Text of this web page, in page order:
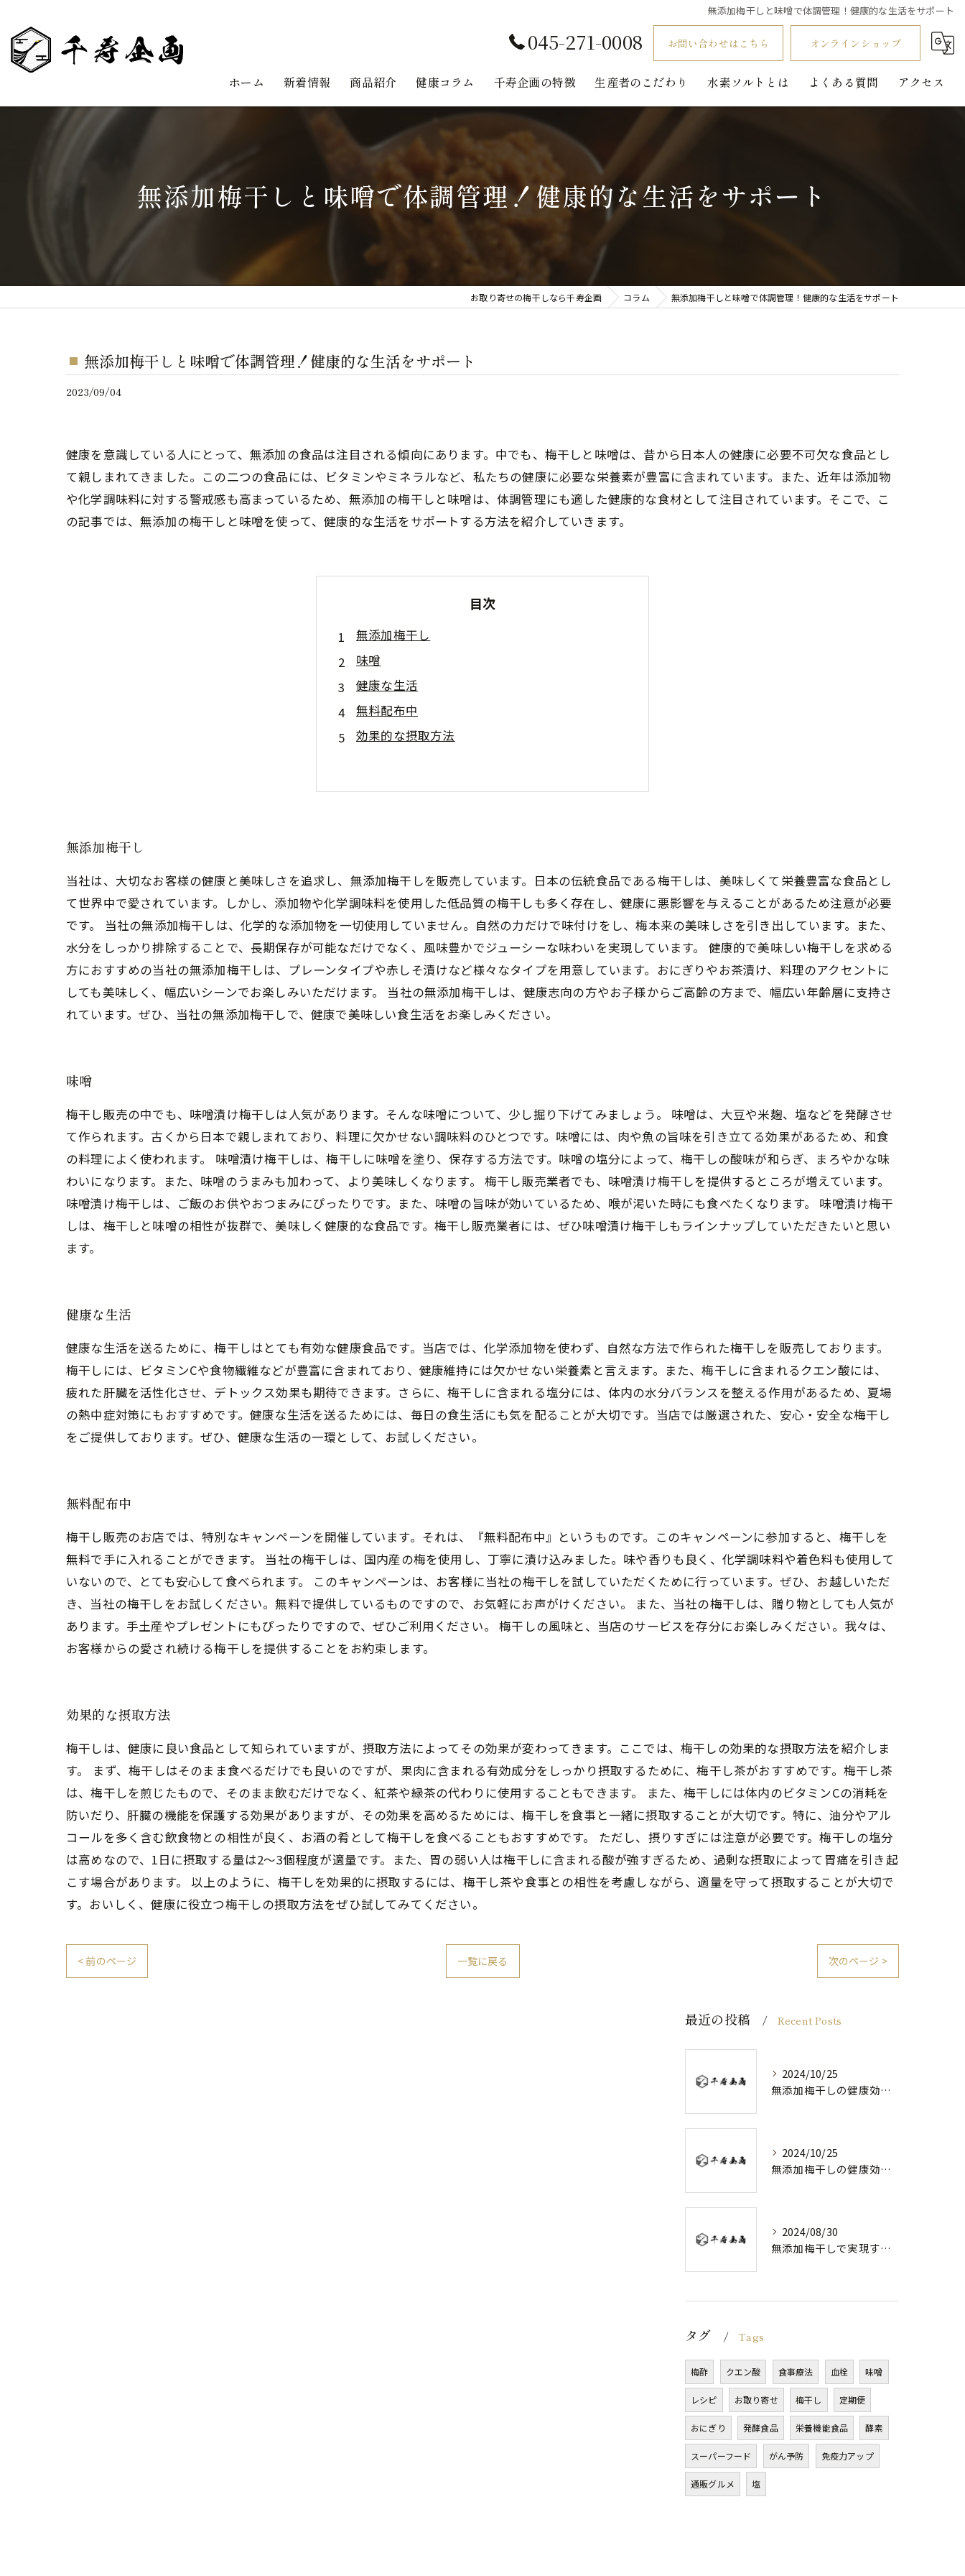
無添加梅干しと味噌で体調管理！健康的な生活をサポート
045-271-0008 お問い合わせはこちら オンラインショップ
ホーム 新着情報 商品紹介 健康コラム 千寿企画の特徴
味噌
無添加
鉄分
健康
生産者のこだわり 水素ソルトとは よくある質問 アクセス
無添加梅干しと味噌で体調管理！健康的な生活をサポート
お取り寄せの梅干しなら千寿企画 コラム 無添加梅干しと味噌で体調管理！健康的な生活をサポート
無添加梅干しと味噌で体調管理！健康的な生活をサポート
2023/09/04
健康を意識している人にとって、無添加の食品は注目される傾向にあります。中でも、梅干しと味噌は、昔から日本人の健康に必要不可欠な食品とし
て親しまれてきました。この二つの食品には、ビタミンやミネラルなど、私たちの健康に必要な栄養素が豊富に含まれています。また、近年は添加物
や化学調味料に対する警戒感も高まっているため、無添加の梅干しと味噌は、体調管理にも適した健康的な食材として注目されています。そこで、こ
の記事では、無添加の梅干しと味噌を使って、健康的な生活をサポートする方法を紹介していきます。
目次
無添加梅干し
味噌
健康な生活
無料配布中
効果的な摂取方法
無添加梅干し
当社は、大切なお客様の健康と美味しさを追求し、無添加梅干しを販売しています。日本の伝統食品である梅干しは、美味しくて栄養豊富な食品とし
て世界中で愛されています。しかし、添加物や化学調味料を使用した低品質の梅干しも多く存在し、健康に悪影響を与えることがあるため注意が必要
です。 当社の無添加梅干しは、化学的な添加物を一切使用していません。自然の力だけで味付けをし、梅本来の美味しさを引き出しています。また、
水分をしっかり排除することで、長期保存が可能なだけでなく、風味豊かでジューシーな味わいを実現しています。 健康的で美味しい梅干しを求める
方におすすめの当社の無添加梅干しは、プレーンタイプや赤しそ漬けなど様々なタイプを用意しています。おにぎりやお茶漬け、料理のアクセントに
しても美味しく、幅広いシーンでお楽しみいただけます。 当社の無添加梅干しは、健康志向の方やお子様からご高齢の方まで、幅広い年齢層に支持さ
れています。ぜひ、当社の無添加梅干しで、健康で美味しい食生活をお楽しみください。
味噌
梅干し販売の中でも、味噌漬け梅干しは人気があります。そんな味噌について、少し掘り下げてみましょう。 味噌は、大豆や米麹、塩などを発酵させ
て作られます。古くから日本で親しまれており、料理に欠かせない調味料のひとつです。味噌には、肉や魚の旨味を引き立てる効果があるため、和食
の料理によく使われます。 味噌漬け梅干しは、梅干しに味噌を塗り、保存する方法です。味噌の塩分によって、梅干しの酸味が和らぎ、まろやかな味
わいになります。また、味噌のうまみも加わって、より美味しくなります。 梅干し販売業者でも、味噌漬け梅干しを提供するところが増えています。
味噌漬け梅干しは、ご飯のお供やおつまみにぴったりです。また、味噌の旨味が効いているため、喉が渇いた時にも食べたくなります。 味噌漬け梅干
しは、梅干しと味噌の相性が抜群で、美味しく健康的な食品です。梅干し販売業者には、ぜひ味噌漬け梅干しもラインナップしていただきたいと思い
ます。
健康な生活
健康な生活を送るために、梅干しはとても有効な健康食品です。当店では、化学添加物を使わず、自然な方法で作られた梅干しを販売しております。
梅干しには、ビタミンCや食物繊維などが豊富に含まれており、健康維持には欠かせない栄養素と言えます。また、梅干しに含まれるクエン酸には、
疲れた肝臓を活性化させ、デトックス効果も期待できます。さらに、梅干しに含まれる塩分には、体内の水分バランスを整える作用があるため、夏場
の熱中症対策にもおすすめです。健康な生活を送るためには、毎日の食生活にも気を配ることが大切です。当店では厳選された、安心・安全な梅干し
をご提供しております。ぜひ、健康な生活の一環として、お試しください。
無料配布中
梅干し販売のお店では、特別なキャンペーンを開催しています。それは、『無料配布中』というものです。このキャンペーンに参加すると、梅干しを
無料で手に入れることができます。 当社の梅干しは、国内産の梅を使用し、丁寧に漬け込みました。味や香りも良く、化学調味料や着色料も使用して
いないので、とても安心して食べられます。 このキャンペーンは、お客様に当社の梅干しを試していただくために行っています。ぜひ、お越しいただ
き、当社の梅干しをお試しください。無料で提供しているものですので、お気軽にお声がけください。 また、当社の梅干しは、贈り物としても人気が
あります。手土産やプレゼントにもぴったりですので、ぜひご利用ください。 梅干しの風味と、当店のサービスを存分にお楽しみください。我々は、
お客様からの愛され続ける梅干しを提供することをお約束します。
効果的な摂取方法
梅干しは、健康に良い食品として知られていますが、摂取方法によってその効果が変わってきます。ここでは、梅干しの効果的な摂取方法を紹介しま
す。 まず、梅干しはそのまま食べるだけでも良いのですが、果肉に含まれる有効成分をしっかり摂取するために、梅干し茶がおすすめです。梅干し茶
は、梅干しを煎じたもので、そのまま飲むだけでなく、紅茶や緑茶の代わりに使用することもできます。 また、梅干しには体内のビタミンCの消耗を
防いだり、肝臓の機能を保護する効果がありますが、その効果を高めるためには、梅干しを食事と一緒に摂取することが大切です。特に、油分やアル
コールを多く含む飲食物との相性が良く、お酒の肴として梅干しを食べることもおすすめです。 ただし、摂りすぎには注意が必要です。梅干しの塩分
は高めなので、1日に摂取する量は2～3個程度が適量です。また、胃の弱い人は梅干しに含まれる酸が強すぎるため、過剰な摂取によって胃痛を引き起
こす場合があります。 以上のように、梅干しを効果的に摂取するには、梅干し茶や食事との相性を考慮しながら、適量を守って摂取することが大切で
す。おいしく、健康に役立つ梅干しの摂取方法をぜひ試してみてください。
< 前のページ 一覧に戻る 次のページ >
最近の投稿 Recent Posts
2024/10/25
無添加梅干しの健康効果と日常の取り入れ方
2024/10/25
無添加梅干しの健康効果と選び方
2024/08/30
無添加梅干しで実現する健康維持
タグ Tags
梅酢 クエン酸 食事療法 血栓 味噌
レシピ お取り寄せ 梅干し 定期便
おにぎり 発酵食品 栄養機能食品 酵素
スーパーフード がん予防 免疫力アップ
通販グルメ 塩